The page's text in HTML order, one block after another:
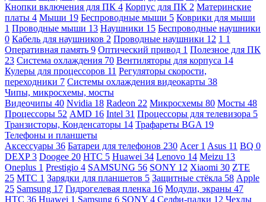
Кнопки включения для ПК 4 Корпус для ПК 2 Материнские
платы 4 Мыши 19 Беспроводные мыши 5 Коврики для мыши
1 Проводные мыши 13 Наушники 15 Беспроводные наушники
0 Кабель для наушников 2 Проводные наушники 12 1 1
Оперативная память 9 Оптический привод 1 Полезное для ПК
23 Система охлаждения 70 Вентиляторы для корпуса 14
Кулеры для процессоров 11 Регуляторы скорости,
переходники 7 Системы охлаждения видеокарты 38
Чипы, микросхемы, мосты
Видеочипы 40 Nvidia 18 Radeon 22 Микросхемы 80 Мосты 48
Процессоры 52 AMD 16 Intel 31 Процессоры для телевизора 5
Транзисторы, Конденсаторы 14 Трафареты BGA 19
Телефоны и планшеты
Аксессуары 36 Батареи для телефонов 230 Acer 1 Asus 11 BQ 0
DEXP3 Doogee 20 HTC 5 Huawei 34 Lenovo 14 Meizu 13
Oneplus 1 Prestigio 4 SAMSUNG 56 SONY 12 Xiaomi 30 ZTE
25 МТС 1 Зарядки для планшетов 5 Защитные стёкла 58 Apple
25 Samsung 17 Гидрогелевая пленка 16 Модули, экраны 47
HTC 36 Huawei 1 Samsung 6 SONY 4 Селфи-палки 12 Чехлы